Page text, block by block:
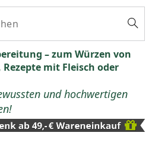
– zum Würzen von
Rezepte mit Fleisch oder
und hochwertigen